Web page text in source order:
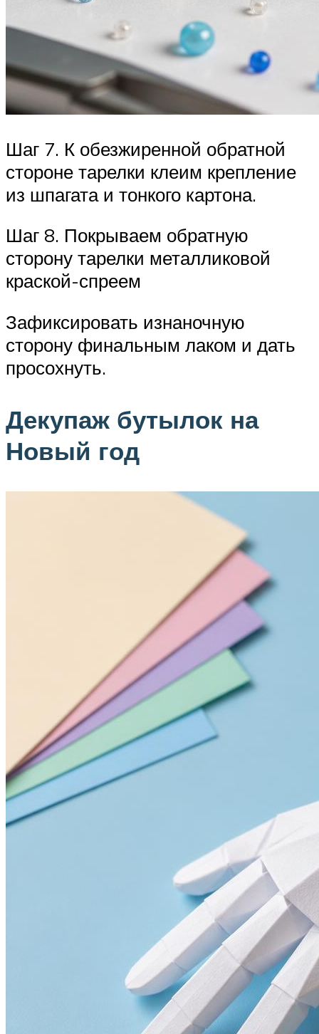
Шаг 7. К обезжиренной обратной
стороне тарелки клеим крепление
из шпагата и тонкого картона.
Шаг 8. Покрываем обратную
сторону тарелки металликовой
краской-спреем
Зафиксировать изнаночную
сторону финальным лаком и дать
просохнуть.
Декупаж бутылок на
Новый год